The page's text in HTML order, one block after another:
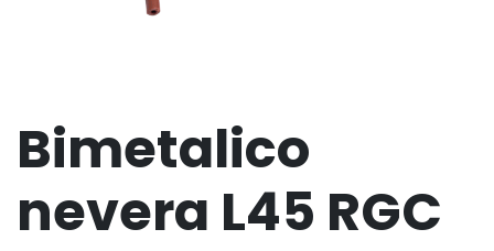
Bimetalico
nevera L45 RGC